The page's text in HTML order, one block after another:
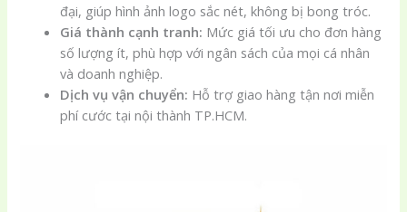
đại, giúp hình ảnh logo sắc nét, không bị bong tróc.
Giá thành cạnh tranh: Mức giá tối ưu cho đơn hàng
số lượng ít, phù hợp với ngân sách của mọi cá nhân
và doanh nghiệp.
Dịch vụ vận chuyển: Hỗ trợ giao hàng tận nơi miễn
phí cước tại nội thành TP.HCM.